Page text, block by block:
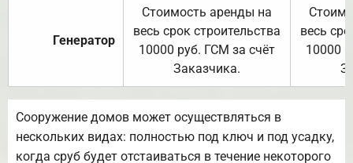
Генератор
Стоимость аренды на
весь срок строительства
10000 руб. ГСМ за счёт
Заказчика.
весь
10000
Сооружение домов может осуществляться в
нескольких видах: полностью под ключ и под усадку,
когда сруб будет отстаиваться в течение некоторого